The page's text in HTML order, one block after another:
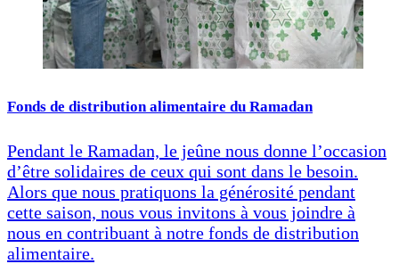
Fonds de distribution alimentaire du Ramadan
Pendant le Ramadan, le jeûne nous donne l’occasion
d’être solidaires de ceux qui sont dans le besoin.
Alors que nous pratiquons la générosité pendant
cette saison, nous vous invitons à vous joindre à
nous en contribuant à notre fonds de distribution
alimentaire.